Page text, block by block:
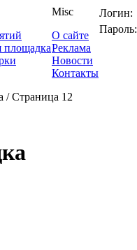
площадка
Misc
О сайте
Реклама
Новости
Контакты
Логин:
Пароль:
/ Страница 12